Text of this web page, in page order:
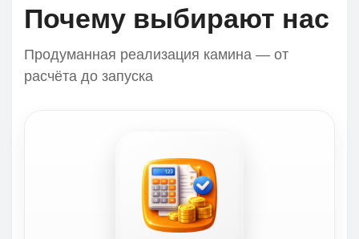
Почему выбирают нас
Продуманная реализация камина — от
расчёта до запуска